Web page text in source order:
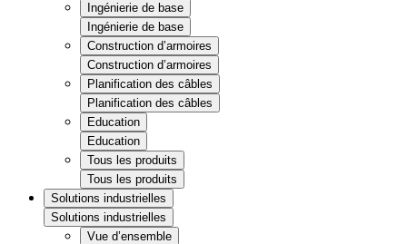
Ingénierie de base
Ingénierie de base
Construction d’armoires
Construction d’armoires
Planification des câbles
Planification des câbles
Education
Education
Tous les produits
Tous les produits
Solutions industrielles
Solutions industrielles
Vue d’ensemble